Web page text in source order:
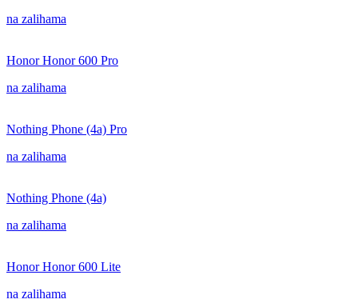
na zalihama
Honor Honor 600 Pro
na zalihama
Nothing Phone (4a) Pro
na zalihama
Nothing Phone (4a)
na zalihama
Honor Honor 600 Lite
na zalihama